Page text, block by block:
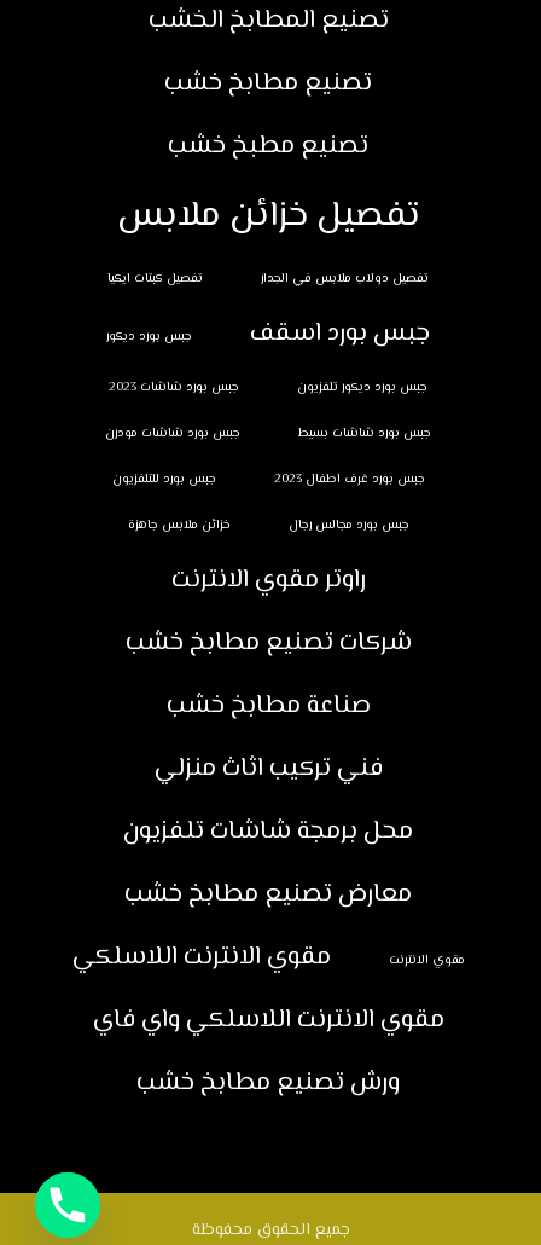
تصنيع المطابخ الخشب
تصنيع مطابخ خشب
تصنيع مطبخ خشب
تفصيل خزائن ملابس
تفصيل دولاب ملابس في الجدار تفصيل كبتات ايكيا
جبس بورد اسقف جبس بورد ديكور
جبس بورد ديكور تلفزيون جبس بورد شاشات 2023
جبس بورد شاشات بسيط جبس بورد شاشات مودرن
جبس بورد غرف اطفال 2023 جبس بورد للتلفزيون
جبس بورد مجالس رجال خزائن ملابس جاهزة
راوتر مقوي الانترنت
شركات تصنيع مطابخ خشب
صناعة مطابخ خشب
فني تركيب اثاث منزلي
محل برمجة شاشات تلفزيون
معارض تصنيع مطابخ خشب
مقوي الانترنت
مقوي الانترنت اللاسلكي
مقوي الانترنت اللاسلكي واي فاي
ورش تصنيع مطابخ خشب
جميع الحقوق محفوظة